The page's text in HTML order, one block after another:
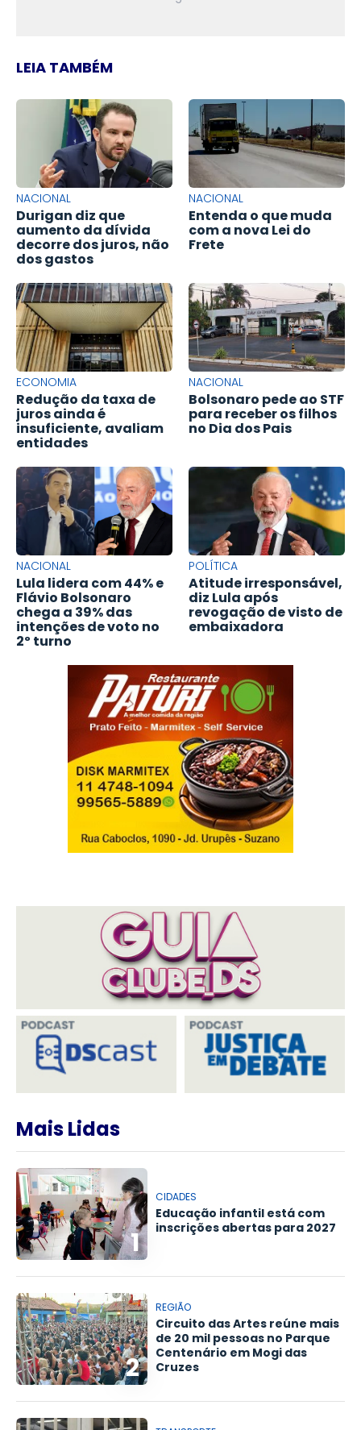
LEIA TAMBÉM
NACIONAL
Durigan diz que
aumento da dívida
decorre dos juros, não
dos gastos
NACIONAL
Entenda o que muda
com a nova Lei do
Frete
ECONOMIA
Redução da taxa de
juros ainda é
insuficiente, avaliam
entidades
NACIONAL
Bolsonaro pede ao STF
para receber os filhos
no Dia dos Pais
NACIONAL
Lula lidera com 44% e
Flávio Bolsonaro
chega a 39% das
intenções de voto no
2º turno
POLÍTICA
Atitude irresponsável,
diz Lula após
revogação de visto de
embaixadora
Mais Lidas
1
CIDADES
Educação infantil está com
inscrições abertas para 2027
2
REGIÃO
Circuito das Artes reúne mais
de 20 mil pessoas no Parque
Centenário em Mogi das
Cruzes